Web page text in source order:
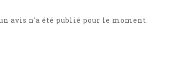
avis n'a été publié pour le moment.